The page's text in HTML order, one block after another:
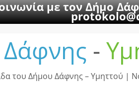
με τον Δήμο
Δάφνης -
του Δήμου Δάφνης – Υμηττού |